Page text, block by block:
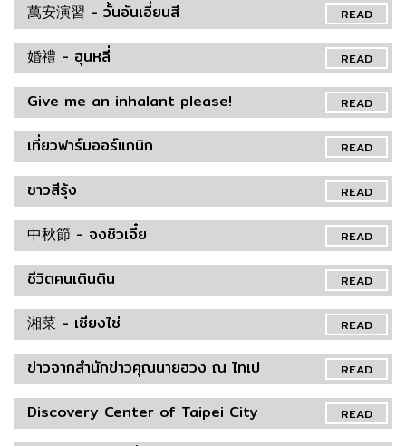
READ
萬安演習 - วั้นอันเอี่ยนสี
READ
婚禮 - ฮุนหลี่
READ
Give me an inhalant please!
READ
เที่ยวฟาร์มออร์แกนิก
READ
ชาวสีรุ้ง
READ
中秋節 - จงชิวเจี๋ย
READ
ชีวิตคนเดินดิน
READ
湘菜 - เซียงไช่
READ
ข่าวจากสำนักข่าวคุณนายฮวง ณ ไทเป
READ
Discovery Center of Taipei City